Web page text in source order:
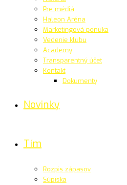
Pre médiá
Haleon Aréna
Marketingová ponuka
Vedenie klubu
Academy
Transparentný účet
Kontakt
Dokumenty
Novinky
Tím
Rozpis zápasov
Súpiska